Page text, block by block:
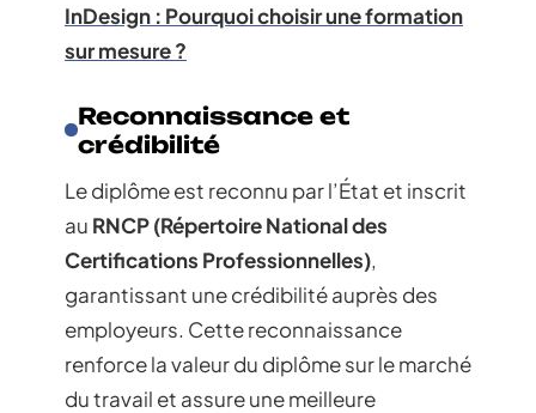
InDesign : Pourquoi choisir une formation
sur mesure ?
Reconnaissance et
crédibilité
Le diplôme est reconnu par l’État et inscrit
au RNCP (Répertoire National des
Certifications Professionnelles),
garantissant une crédibilité auprès des
employeurs. Cette reconnaissance
renforce la valeur du diplôme sur le marché
du travail et assure une meilleure